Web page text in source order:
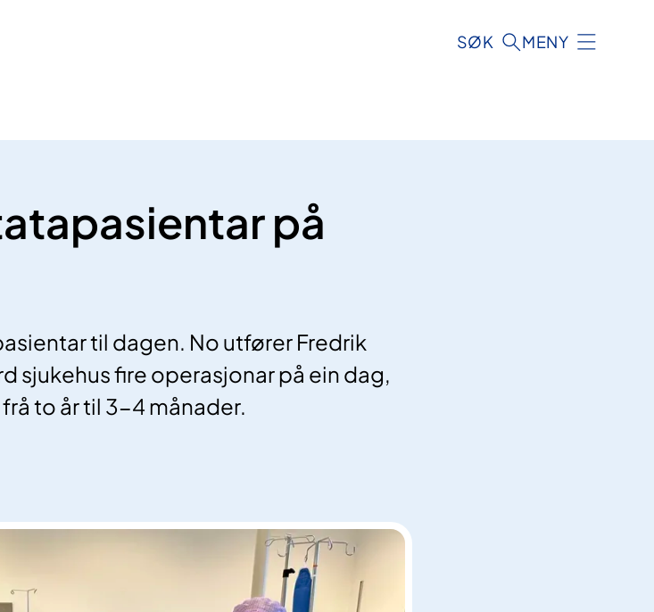
SØK MENY
på
til dagen. No utfører Fredrik
sjukehus fire operasjonar på ein dag,
to år til 3-4 månader.